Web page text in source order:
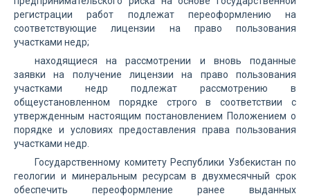
регистрации работ подлежат переоформлению на
соответствующие лицензии на право пользования
участками недр;
находящиеся на рассмотрении и вновь поданные
заявки на получение лицензии на право пользования
участками недр подлежат рассмотрению в
общеустановленном порядке строго в соответствии с
утвержденным настоящим постановлением Положением о
порядке и условиях предоставления права пользования
участками недр.
Государственному комитету Республики Узбекистан по
геологии и минеральным ресурсам в двухмесячный срок
обеспечить переоформление ранее выданных